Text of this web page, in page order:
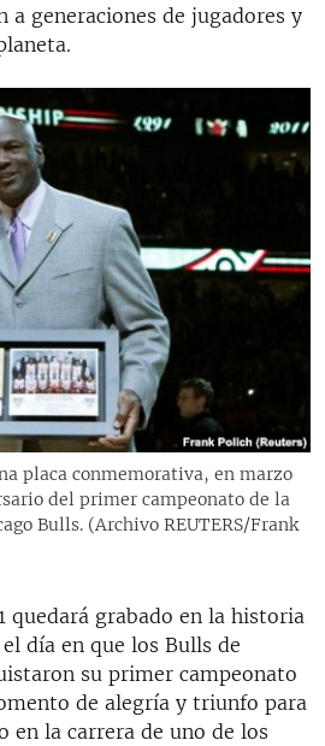
a generaciones de jugadores y
placa conmemorativa, en marzo
del primer campeonato de la
Bulls. (Archivo REUTERS/Frank
quedará grabado en la historia
día en que los Bulls de
su primer campeonato
de alegría y triunfo para
en la carrera de uno de los